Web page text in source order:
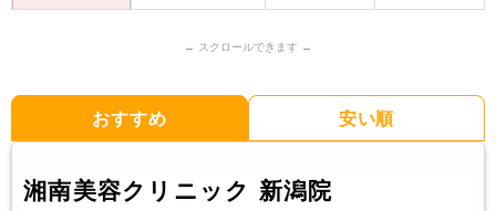
おすすめ 安い順
湘南美容クリニック 新潟院